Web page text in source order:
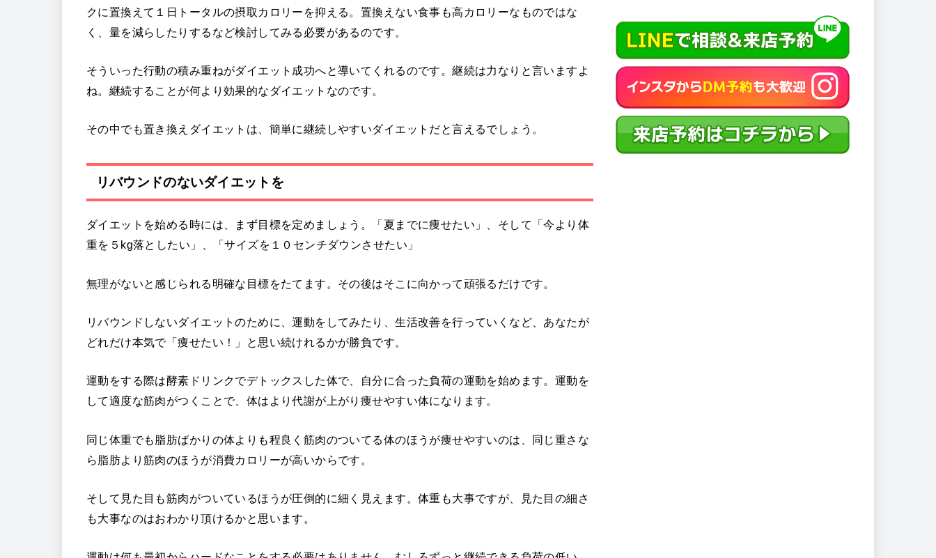
クに置換えて１日トータルの摂取カロリーを抑える。置換えない食事も高カロリーなものではな
く、量を減らしたりするなど検討してみる必要があるのです。
そういった行動の積み重ねがダイエット成功へと導いてくれるのです。継続は力なりと言いますよ
ね。継続することが何より効果的なダイエットなのです。
その中でも置き換えダイエットは、簡単に継続しやすいダイエットだと言えるでしょう。
リバウンドのないダイエットを
ダイエットを始める時には、まず目標を定めましょう。「夏までに痩せたい」、そして「今より体
重を５kg落としたい」、「サイズを１０センチダウンさせたい」
無理がないと感じられる明確な目標をたてます。その後はそこに向かって頑張るだけです。
リバウンドしないダイエットのために、運動をしてみたり、生活改善を行っていくなど、あなたが
どれだけ本気で「痩せたい！」と思い続けれるかが勝負です。
運動をする際は酵素ドリンクでデトックスした体で、自分に合った負荷の運動を始めます。運動を
して適度な筋肉がつくことで、体はより代謝が上がり痩せやすい体になります。
同じ体重でも脂肪ばかりの体よりも程良く筋肉のついてる体のほうが痩せやすいのは、同じ重さな
ら脂肪より筋肉のほうが消費カロリーが高いからです。
そして見た目も筋肉がついているほうが圧倒的に細く見えます。体重も大事ですが、見た目の細さ
も大事なのはおわかり頂けるかと思います。